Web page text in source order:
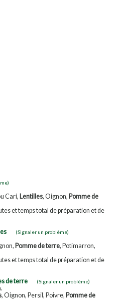
Cari, Lentilles, Oignon, Pomme de
et temps total de préparation et de
(Signaler un problème)
Pomme de terre, Potimarron,
et temps total de préparation et de
de terre
(Signaler un problème)
, Oignon, Persil, Poivre, Pomme de